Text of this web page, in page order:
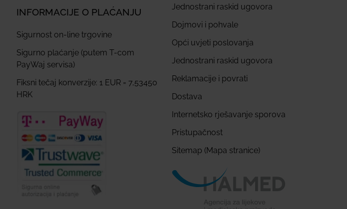
INFORMACIJE O PLAĆANJU
Sigurnost on-line trgovine
Sigurno plaćanje (putem T-com
PayWaj servisa)
Fiksni tečaj konverzije: 1 EUR = 7,53450
HRK
Jednostrani raskid ugovora
Dojmovi i pohvale
Opći uvjeti poslovanja
Jednostrani raskid ugovora
Reklamacije i povrati
Dostava
Internetsko rješavanje sporova
Pristupačnost
Sitemap (Mapa stranice)